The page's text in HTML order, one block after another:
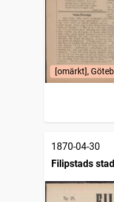
[omärkt],
1870-04-30
Filipstads